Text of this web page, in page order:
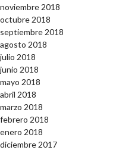
noviembre 2018
octubre 2018
septiembre 2018
agosto 2018
julio 2018
junio 2018
mayo 2018
abril 2018
marzo 2018
febrero 2018
enero 2018
diciembre 2017